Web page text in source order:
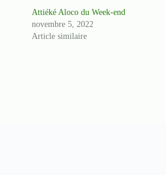
Attiéké Aloco du Week-end
novembre 5, 2022
Article similaire